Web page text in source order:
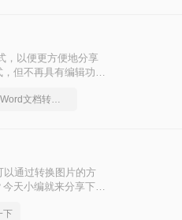
，以便更方便地分享
但不再具有编辑功
大家都是怎么Word文档转图片的
通过转换图片的方
天小编就来分享下
下